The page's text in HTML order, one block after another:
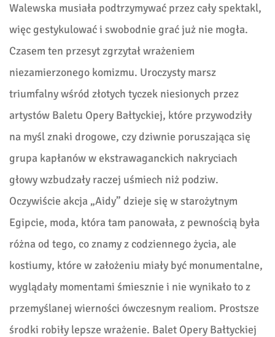
Walewska musiała podtrzymywać przez cały spektakl,
więc gestykulować i swobodnie grać już nie mogła.
Czasem ten przesyt zgrzytał wrażeniem
niezamierzonego komizmu. Uroczysty marsz
triumfalny wśród złotych tyczek niesionych przez
artystów Baletu Opery Bałtyckiej, które przywodziły
na myśl znaki drogowe, czy dziwnie poruszająca się
grupa kapłanów w ekstrawaganckich nakryciach
głowy wzbudzały raczej uśmiech niż podziw.
Oczywiście akcja „Aidy” dzieje się w starożytnym
Egipcie, moda, która tam panowała, z pewnością była
różna od tego, co znamy z codziennego życia, ale
kostiumy, które w założeniu miały być monumentalne,
wyglądały momentami śmiesznie i nie wynikało to z
przemyślanej wierności ówczesnym realiom. Prostsze
środki robiły lepsze wrażenie. Balet Opery Bałtyckiej